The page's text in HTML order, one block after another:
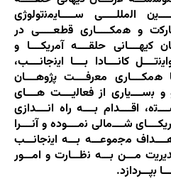
اﻟﻣﻠﻠـــــﯽ ﺳـــــﺎﯾﻣﻧﺗوﻟوژی
و ھﻣﮑـــــﺎری ﻗطﻌـــــﯽ در
ﮐﯾﮭــــﺎﻧﯽ ﺣﻠﻘــــه آﻣرﯾﮑــــﺎ و
ﮐﺎﻧــــﺎدا ﺑــــﺎ اﯾﻧﺟﺎﻧــــب،
ھﻣﮑــــﺎری ﻣﻌرﻓــــت ﭘژوھــــﺎن
و ﺑﺳــــﯾﺎری از ﻓﻌﺎﻟﯾــــت ھــــﺎی
اﻗــــدام ﺑــــه راه اﻧــــدازی
ﺷــــﻣﺎﻟﯽ ﻧﻣــــوده و آﻧــــرا
ﻣﺟﻣوﻋـــه ﺑـــه اﯾﻧﺟﺎﻧـــب
ﻣـــن ﺑـــه ﻧظـــﺎرت و اﻣـــور
ﺑﭘـــردازد.